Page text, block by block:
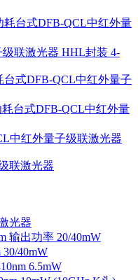
耗台式DFB-QCL中红外量
联激光器 HHL封装 4-
台式DFB-QCL中红外量子
耗台式DFB-QCL中红外量
中红外量子级联激光器
联激光器
光器
输出功率 20/40mW
40mW
6.5mW